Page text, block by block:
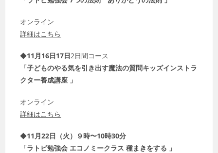
オンライン
詳細はこちら
◆11月16日17日2日間コース
「子どものやる気を引き出す魔法の質問キッズインストラ
クター養成講座 」
オンライン
詳細はこちら
◆11月22日（火）９時〜10時30分
「ラトビ勉強会 エコノミークラス 種まきをする 」